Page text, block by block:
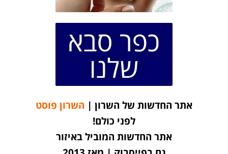
כפר סבא
שלנו
אתר החדשות של השרון | השרון פוסט
לפני כולם!
אתר החדשות המוביל באיזור